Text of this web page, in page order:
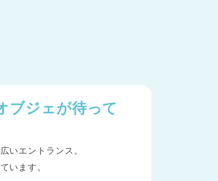
ブジェが待って
いエントランス。
います。